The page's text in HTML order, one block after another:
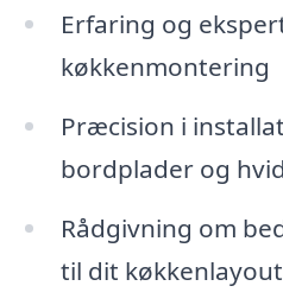
Erfaring og
køkkenmontering
Præcision i
bordplader og
Rådgivning om
til dit køkkenlayout